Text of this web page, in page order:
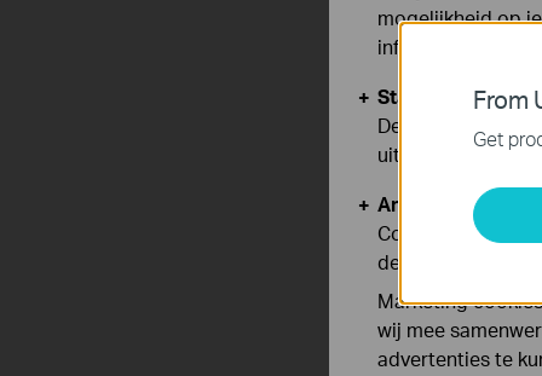
From
Get
mogelijkheid op
informatie.
Standaard
Deze cookies zijn
uitgeschakeld.
Analyse en
Cookies voor
de functionaliteit
Marketing
wij mee
advertenties te